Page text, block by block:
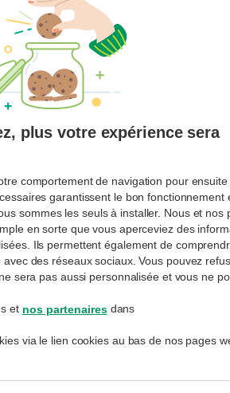
afin d’identifier les opportunités
canal plus étroit
Strategy Advisor
plus tard
plus votre expérience sera
comportement de navigation pour
garantissent le bon fonctionnement
sommes les seuls à installer. Nous et nos
en sorte que vous aperceviez des
Ils permettent également de
des réseaux sociaux. Vous pouvez
sera pas aussi personnalisée et vous ne
et nos partenairesdans
via le lien cookies au bas de nos pages